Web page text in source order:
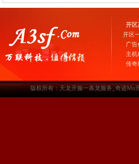
开区
开区
广告
主机
传奇
版权所有：天龙开服一条龙服务_奇迹Mu